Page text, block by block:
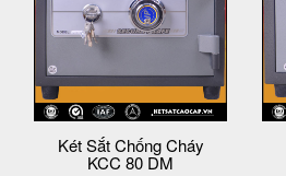
Két Sắt Chống Cháy
KCC 80 DM